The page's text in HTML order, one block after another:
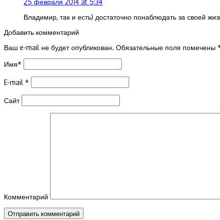
25 февраля 2014 at 5:34
Владимир, так и есть) достаточно понаблюдать за своей
Добавить комментарий
Ваш e-mail не будет опубликован. Обязательные поля помечены
Имя*
E-mail *
Сайт
Комментарий